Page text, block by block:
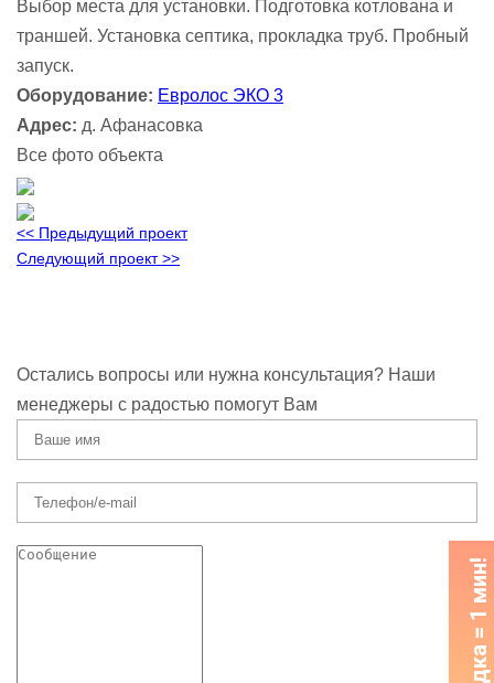
Выбор места для установки. Подготовка котлована и
траншей. Установка септика, прокладка труб. Пробный
запуск.
Оборудование: Евролос ЭКО 3
Адрес: д. Афанасовка
Все фото объекта
<< Предыдущий проект
Следующий проект >>
Остались вопросы или нужна консультация? Наши
менеджеры с радостью помогут Вам